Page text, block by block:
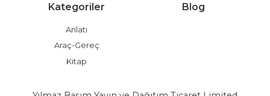
Kategoriler
Anlatı
Araç-Gereç
Kitap
Blog